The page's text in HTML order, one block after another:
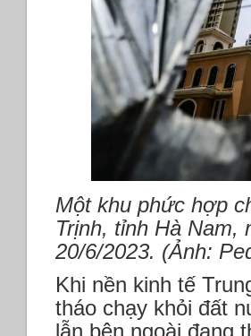
Một khu phức hợp
Trịnh, tỉnh Hà Nam,
20/6/2023. (Ảnh:
Khi nền kinh tế
tháo chạy khỏi đất
lẫn bên ngoài đang